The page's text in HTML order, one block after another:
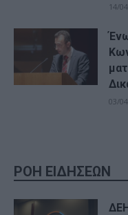
14/
03/
ΡΟΗ ΕΙΔΗΣΕΩΝ